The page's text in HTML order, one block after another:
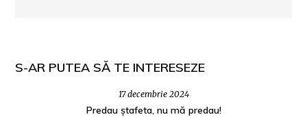
S-AR PUTEA SĂ TE INTERESEZE
17 decembrie 2024
Predau ștafeta, nu mă predau!